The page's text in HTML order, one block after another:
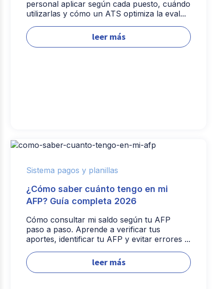
personal aplicar según cada puesto, cuándo
utilizarlas y cómo un ATS optimiza la eval...
leer más
Sistema pagos y planillas
¿Cómo saber cuánto tengo en mi
AFP? Guía completa 2026
Cómo consultar mi saldo según tu AFP
paso a paso. Aprende a verificar tus
aportes, identificar tu AFP y evitar errores ...
leer más